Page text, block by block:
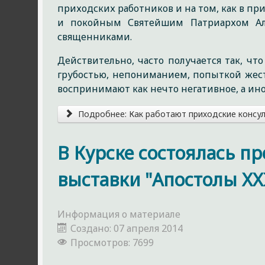
приходских работников и на том, как в
и покойным Святейшим Патриархом
священниками.
Действительно, часто получается так,
грубостью, непониманием, попыткой
воспринимают как нечто негативное, а
Подробнее: Как работают приходские
В Курске состоялась
выставки "Апостолы
Информация о материале
Создано: 07 апреля 2014
Просмотров: 7699